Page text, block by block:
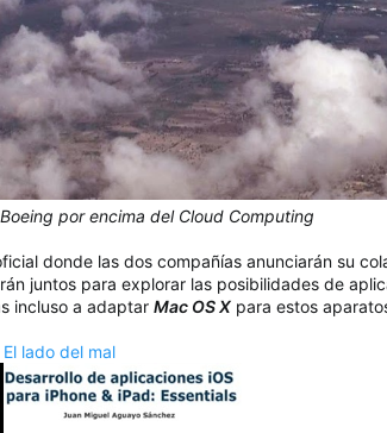
por encima del Cloud Computing
donde las dos compañías anunciarán su
juntos para explorar las posibilidades de
incluso a adaptar Mac OS X para estos
El lado del mal